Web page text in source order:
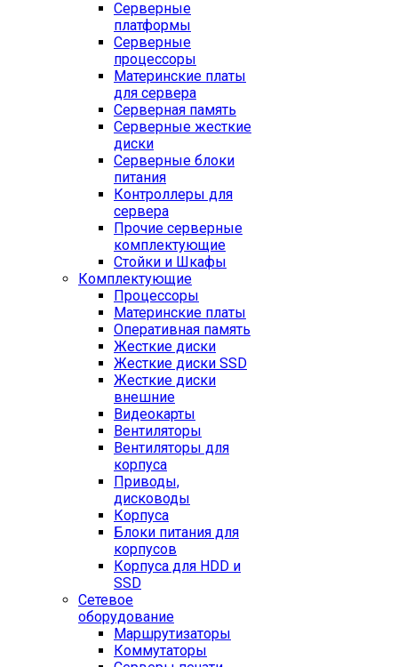
Серверные
платформы
Серверные
процессоры
Материнские платы
для сервера
Серверная память
Серверные жесткие
диски
Серверные блоки
питания
Контроллеры для
сервера
Прочие серверные
комплектующие
Стойки и Шкафы
Комплектующие
Процессоры
Материнские платы
Оперативная память
Жесткие диски
Жесткие диски SSD
Жесткие диски
внешние
Видеокарты
Вентиляторы
Вентиляторы для
корпуса
Приводы,
дисководы
Корпуса
Блоки питания для
корпусов
Корпуса для HDD и
SSD
Сетевое
оборудование
Маршрутизаторы
Коммутаторы